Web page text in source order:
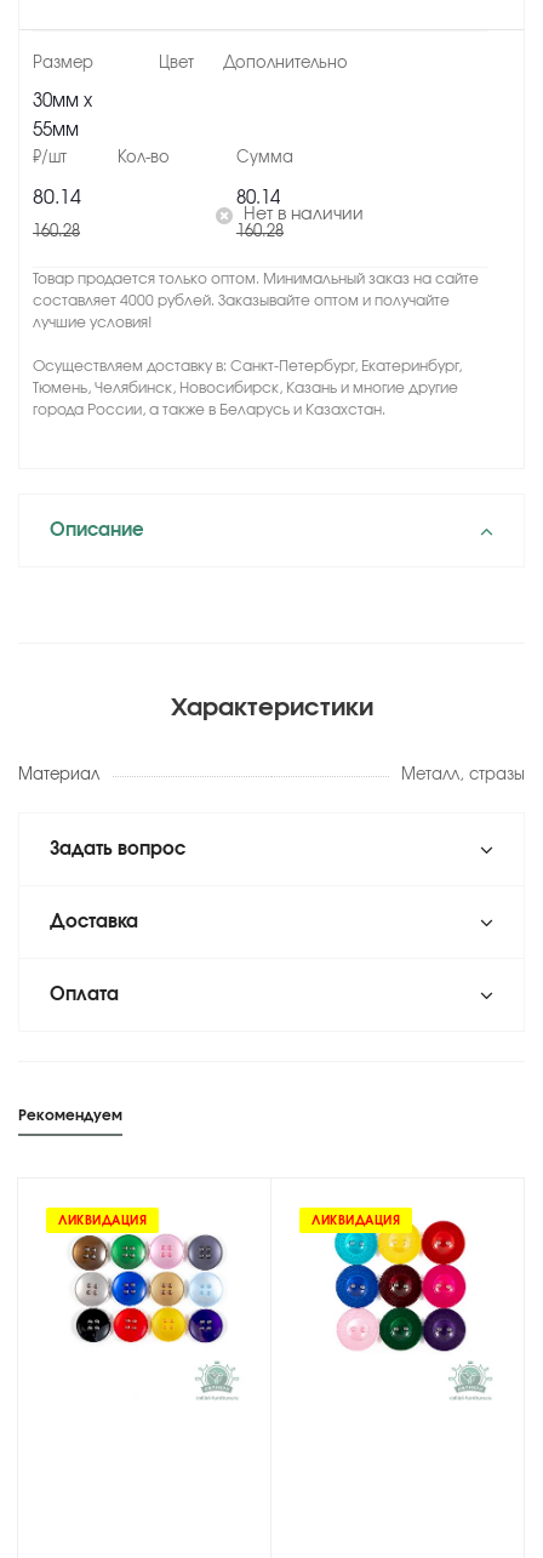
30мм х
55мм
80.14
160.28
80.14
160.28
Нет в наличии
Товар продается только оптом. Минимальный заказ на сайте
составляет 4000 рублей. Заказывайте оптом и получайте
лучшие условия!
Осуществляем доставку в: Санкт-Петербург, Екатеринбург,
Тюмень, Челябинск, Новосибирск, Казань и многие другие
города России, а также в Беларусь и Казахстан.
Описание
Характеристики
Материал Металл, стразы
Задать вопрос
Доставка
Оплата
Рекомендуем
ЛИКВИДАЦИЯ ЛИКВИДАЦИЯ